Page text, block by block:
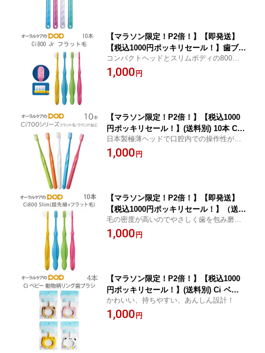
【マラソン限定！P2倍！】【即発送】
【税込1000円ポッキリセール！】歯ブラ
シ Ci800Jr（フラット毛）MS 10本 【メ
ール便可 2セットまで】
コンパクトヘッドとスリムボディの800シ
リーズ
1,000円
【マラソン限定！P2倍！】【税込1000
円ポッキリセール！】(送料別) 10本 Ci7
00シリーズ（フラット毛/ラウンド加
工）【メール便可 4セットまで】
日本製極薄ヘッドで口腔内での操作性が抜
群
1,000円
【マラソン限定！P2倍！】【即発送】
【税込1000円ポッキリセール！】（送料
別）10本 歯ブラシ Ci800Slim（超先細
＋フラット毛）【メール便可 2セット
毛の密度が高いのでやさしく歯を包み磨き
ごたえがありお勧め
1,000円
【マラソン限定！P2倍！】【税込1000
円ポッキリセール！】(送料別) Ci ベビ
ー 子供歯ブラシ 動物柄リング歯ブラシ
こども 乳幼児 赤ちゃん 4本セット【メ
かわいい、持ちやすい、あんしん設計！
1,000円